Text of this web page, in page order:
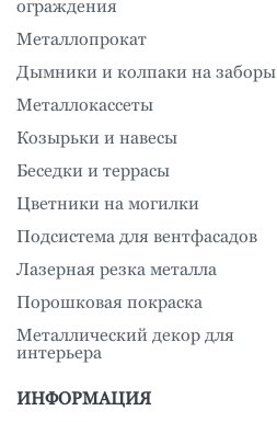
ограждения
Металлопрокат
Дымники и колпаки на заборы
Металлокассеты
Козырьки и навесы
Беседки и террасы
Цветники на могилки
Подсистема для вентфасадов
Лазерная резка металла
Порошковая покраска
Металлический декор для
интерьера
ИНФОРМАЦИЯ